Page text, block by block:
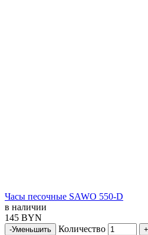
Часы песочные SAWO 550-D
в наличии
145 BYN
-Уменьшить Количество +